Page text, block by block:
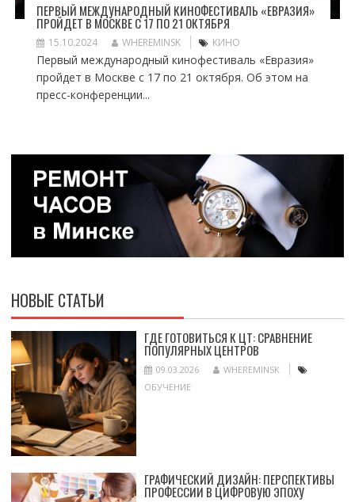
ПЕРВЫЙ МЕЖДУНАРОДНЫЙ КИНОФЕСТИВАЛЬ «ЕВРАЗИЯ»
ПРОЙДЕТ В МОСКВЕ С 17 ПО 21 ОКТЯБРЯ
15.10.2024 WHEREMINSK КИНО
Первый международный кинофестиваль «Евразия»
пройдет в Москве с 17 по 21 октября. Об этом на
пресс-конференции...
НОВЫЕ СТАТЬИ
ГДЕ ГОТОВИТЬСЯ К ЦТ: СРАВНЕНИЕ
ПОПУЛЯРНЫХ ЦЕНТРОВ
09.03.2026
WHEREMINSK
ОБУЧЕНИЕ
ГРАФИЧЕСКИЙ ДИЗАЙН: ПЕРСПЕКТИВЫ
ПРОФЕССИИ В ЦИФРОВУЮ ЭПОХУ